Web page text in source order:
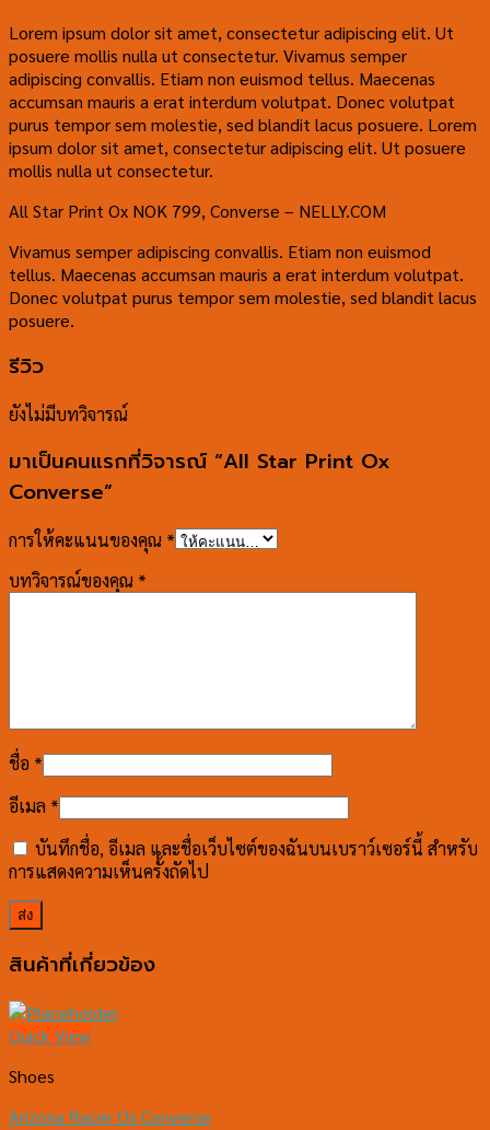
Lorem ipsum dolor sit amet, consectetur adipiscing elit. Ut
posuere mollis nulla ut consectetur. Vivamus semper
adipiscing convallis. Etiam non euismod tellus. Maecenas
accumsan mauris a erat interdum volutpat. Donec volutpat
purus tempor sem molestie, sed blandit lacus posuere. Lorem
ipsum dolor sit amet, consectetur adipiscing elit. Ut posuere
mollis nulla ut consectetur.
All Star Print Ox NOK 799, Converse – NELLY.COM
Vivamus semper adipiscing convallis. Etiam non euismod
tellus. Maecenas accumsan mauris a erat interdum volutpat.
Donec volutpat purus tempor sem molestie, sed blandit lacus
posuere.
รีวิว
ยังไม่มีบทวิจารณ์
มาเป็นคนแรกที่วิจารณ์ “All Star Print Ox
Converse”
การให้คะแนนของคุณ *
บทวิจารณ์ของคุณ *
ชื่อ *
อีเมล *
บันทึกชื่อ, อีเมล และชื่อเว็บไซต์ของฉันบนเบราว์เซอร์นี้ สำหรับ
การแสดงความเห็นครั้งถัดไป
สินค้าที่เกี่ยวข้อง
Quick View
Shoes
Arizona Racer Ox Converse